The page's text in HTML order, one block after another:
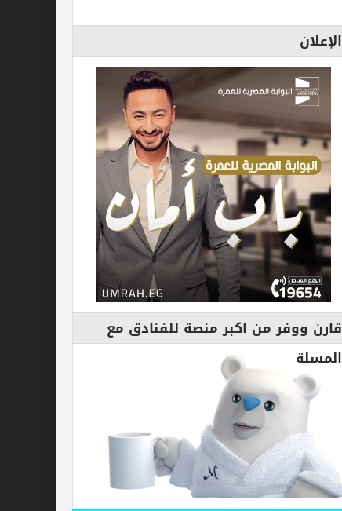
الإعلان
قارن ووفر من اكبر منصة للفنادق مع
المسلة